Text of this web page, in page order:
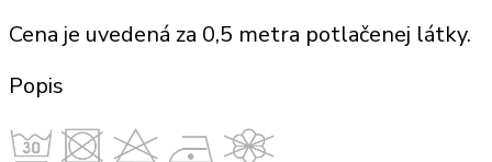
Cena je uvedená za 0,5 metra potlačenej látky.
Popis